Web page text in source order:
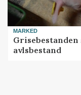
MARKED
avlsbestand